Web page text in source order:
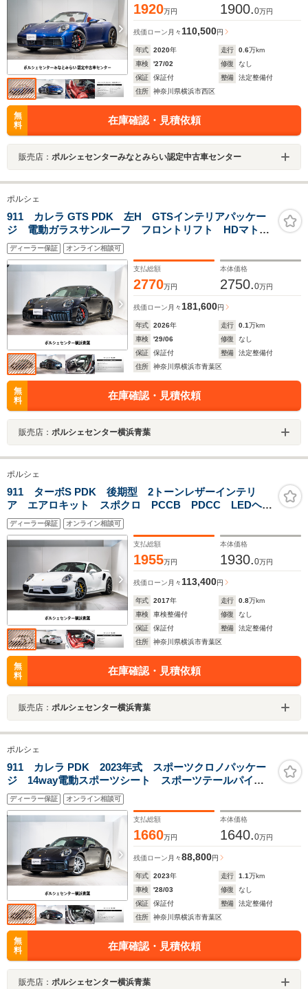
1920万円 1900.0万円
残価ローン 月々 110,500円
年式 2020年 走行 0.6万km
車検
'27/02 修復
なし
保証
保証付 整備
法定整備付
住所
神奈川県横浜市西区
無
料
在庫確認・見積依頼
販売店： ポルシェセンターみなとみらい認定中古車センター
ポルシェ
911 カレラ GTS PDK 左H GTSインテリアパッケー
ジ 電動ガラスサンルーフ フロントリフト HDマトリ
ックスLED BOSE スポーツクロノ スポーツエグゾー
スト リアシート プライバシーガラス
ディーラー保証 オンライン相談可
支払総額
2770万円
本体価格
2750.0万円
残価ローン 月々 181,600円
年式 2026年 走行 0.1万km
車検
'29/06 修復
なし
保証
保証付 整備
法定整備付
住所
神奈川県横浜市青葉区
無
料
在庫確認・見積依頼
販売店： ポルシェセンター横浜青葉
ポルシェ
911 ターボS PDK 後期型 2トーンレザーインテリ
ア エアロキット スポクロ PCCB PDCC LEDヘッ
ドライト BOSE 18way シートヒーター クルーズコ
ントロール カーボンステアリング 20インチ ターボS
ホイール
ディーラー保証 オンライン相談可
支払総額
1955万円
本体価格
1930.0万円
残価ローン 月々 113,400円
年式 2017年 走行 0.8万km
車検
車検整備付 修復
なし
保証
保証付 整備
法定整備付
住所
神奈川県横浜市青葉区
無
料
在庫確認・見積依頼
販売店： ポルシェセンター横浜青葉
ポルシェ
911 カレラ PDK 2023年式 スポーツクロノパッケー
ジ 14way電動スポーツシート スポーツテールパイプ
(ブラック) パワーステアリングプラス プライバシーガ
ラス LEDドアカーテシーライト
ディーラー保証 オンライン相談可
支払総額
1660万円
本体価格
1640.0万円
残価ローン 月々88,800円
年式 2023年 走行 1.1万km
車検
'28/03 修復
なし
保証
保証付 整備
法定整備付
住所
神奈川県横浜市青葉区
無
料
在庫確認・見積依頼
販売店： ポルシェセンター横浜青葉